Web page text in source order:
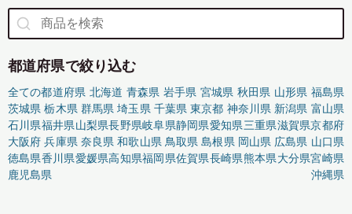
都道府県で絞り込む
全ての都道府県 北海道 青森県 岩手県 宮城県 秋田県 山形県 福島県
茨城県 栃木県 群馬県 埼玉県 千葉県 東京都 神奈川県 新潟県 富山県
石川県福井県山梨県長野県岐阜県静岡県愛知県三重県滋賀県京都府
大阪府 兵庫県 奈良県 和歌山県 鳥取県 島根県 岡山県 広島県 山口県
徳島県香川県愛媛県高知県福岡県佐賀県長崎県熊本県大分県宮崎県
鹿児島県
沖縄県